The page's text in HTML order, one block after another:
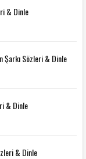
& Dinle
Şarkı Sözleri & Dinle
& Dinle
& Dinle